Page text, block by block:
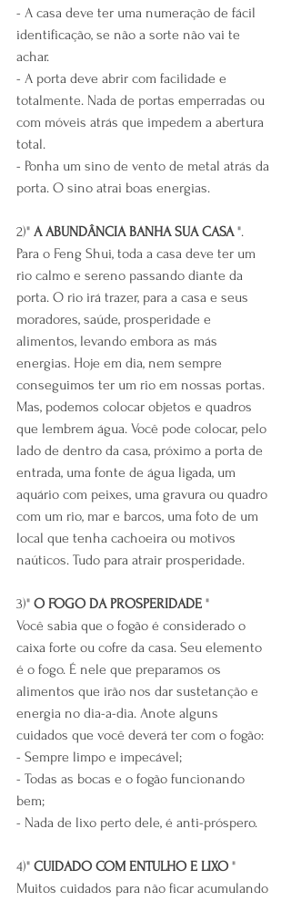
- A casa deve ter uma numeração de fácil
identificação, se não a sorte não vai te
achar.
- A porta deve abrir com facilidade e
totalmente. Nada de portas emperradas ou
com móveis atrás que impedem a abertura
total.
- Ponha um sino de vento de metal atrás da
porta. O sino atrai boas energias.
2)" A ABUNDÂNCIA BANHA SUA CASA ".
Para o Feng Shui, toda a casa deve ter um
rio calmo e sereno passando diante da
porta. O rio irá trazer, para a casa e seus
moradores, saúde, prosperidade e
alimentos, levando embora as más
energias. Hoje em dia, nem sempre
conseguimos ter um rio em nossas portas.
Mas, podemos colocar objetos e quadros
que lembrem água. Você pode colocar, pelo
lado de dentro da casa, próximo a porta de
entrada, uma fonte de água ligada, um
aquário com peixes, uma gravura ou quadro
com um rio, mar e barcos, uma foto de um
local que tenha cachoeira ou motivos
naúticos. Tudo para atrair prosperidade.
3)" O FOGO DA PROSPERIDADE "
Você sabia que o fogão é considerado o
caixa forte ou cofre da casa. Seu elemento
é o fogo. É nele que preparamos os
alimentos que irão nos dar sustetanção e
energia no dia-a-dia. Anote alguns
cuidados que você deverá ter com o fogão:
- Sempre limpo e impecável;
- Todas as bocas e o fogão funcionando
bem;
- Nada de lixo perto dele, é anti-próspero.
4)" CUIDADO COM ENTULHO E LIXO "
Muitos cuidados para não ficar acumulando